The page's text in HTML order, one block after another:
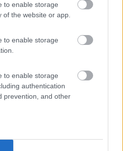
to enable storage
of the website or app.
to enable storage
to enable storage
authentication
prevention, and other
di sosta